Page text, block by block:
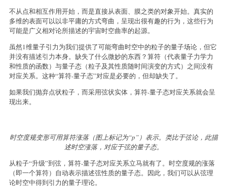
不从点和相互作用开始，而是直接从表面、膜之类的对象开始。真实的
多维的表面可以以非平庸的方式弯曲，呈现出很有趣的行为，这些行为
可能是广义相对论所描述的宇宙时空曲率的起源。
虽然1维量子引力为我们提供了可能弯曲时空中的粒子的量子场论，但它
并没有描述引力本身。缺失了什么微妙的东西？算符（代表量子力学力
和性质的函数）与量子态（粒子及其性质随时间演变的方式）之间没有
对应关系。这种“算符-量子态”对应是必要的，但却缺失了。
如果我们抛弃点状粒子，而采用弦状实体，算符-量子态对应关系就会呈
现出来。
时空度规变形可用算符涨落（图上标记为“p”）表示。类比于弦论，此描
述时空涨落，对应于弦的量子态。
从粒子“升级”到弦，算符-量子态对应关系立马就有了。时空度规的涨落
（即一个算符）自动表示描述弦性质的量子态。因此，我们可以从弦理
论时空中得到引力的量子理论。